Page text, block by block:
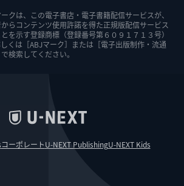
クは、この電子書店・電子書籍配信サービスが、
らコンテンツ使用許諾を得た正規版配信サービス
を示す登録商標（登録番号第６０９１７１３号）
くは［ABJマーク］または［電子出版制作・流通
検索してください。
コーポレートU-NEXT PublishingU-NEXT Kids